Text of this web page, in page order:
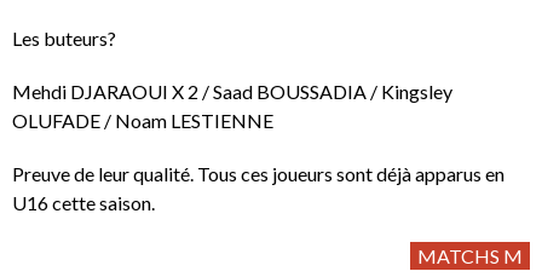
Les buteurs?
Mehdi DJARAOUI X 2 / Saad BOUSSADIA / Kingsley
OLUFADE / Noam LESTIENNE
Preuve de leur qualité. Tous ces joueurs sont déjà apparus en
U16 cette saison.
MATCHS M